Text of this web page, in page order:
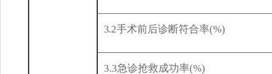
3.2手术前后诊断符合率(%)
3.3急诊抢救成功率(%)